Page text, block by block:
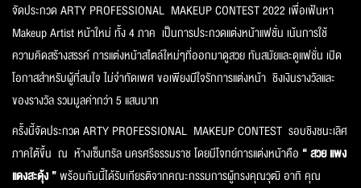
จัดประกวด ARTY PROFESSIONAL MAKEUP CONTEST 2022 เพื่อเฟ้นหา
Makeup Artist หน้าใหม่ ทั้ง 4 ภาค เป็นการประกวดแต่งหน้าแฟชั่น เน้นการใช้
ความคิดสร้างสรรค์ การแต่งหน้าสไตล์ใหม่ๆที่ออกมาดูสวย ทันสมัยและดูแฟชั่น เปิด
โอกาสสำหรับผู้ที่สนใจ ไม่จำกัดเพศ ขอเพียงมีใจรักการแต่งหน้า ชิงเงินรางวัลและ
ของรางวัล รวมมูลค่ากว่า 5 แสนบาท
ครั้งนี้จัดประกวด ARTY PROFESSIONAL MAKEUP CONTEST รอบชิงชนะเลิศ
ภาคใต้ขึ้น ณ ห้างเซ็นทรัล นครศรีธรรมราช โดยมีโจทย์การแต่งหน้าคือ “ สวย แพง
แดงสะดุ้ง ”พร้อมกันนี้ได้รับเกียรติจากคณะกรรมการผู้ทรงคุณวุฒิ อาทิ คุณ